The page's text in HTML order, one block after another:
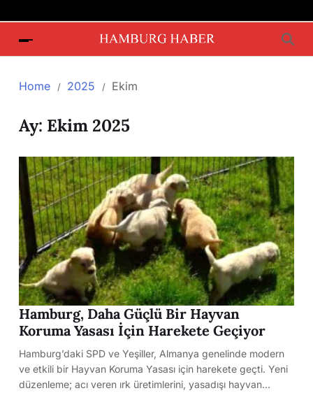
Home 2025 Ekim
Ay: Ekim 2025
Hamburg, Daha Güçlü Bir Hayvan
Koruma Yasası İçin Harekete Geçiyor
Hamburg’daki SPD ve Yeşiller, Almanya genelinde modern
ve etkili bir Hayvan Koruma Yasası için harekete geçti. Yeni
düzenleme; acı veren ırk üretimlerini, yasadışı hayvan…